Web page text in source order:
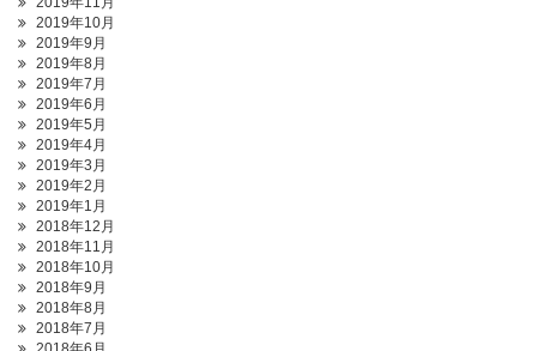
2019年10月
2019年9月
2019年8月
2019年7月
2019年6月
2019年5月
2019年4月
2019年3月
2019年2月
2019年1月
2018年12月
2018年11月
2018年10月
2018年9月
2018年8月
2018年7月